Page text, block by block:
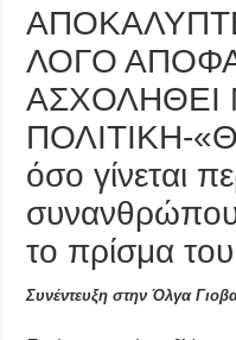
ΛΟΓΟ
ΑΣΧΟΛΗΘΕΙ
ΠΟΛΙΤΙΚΗ-
όσο γίνεται
το πρίσμα
Συνέντευξη στην Όλγα